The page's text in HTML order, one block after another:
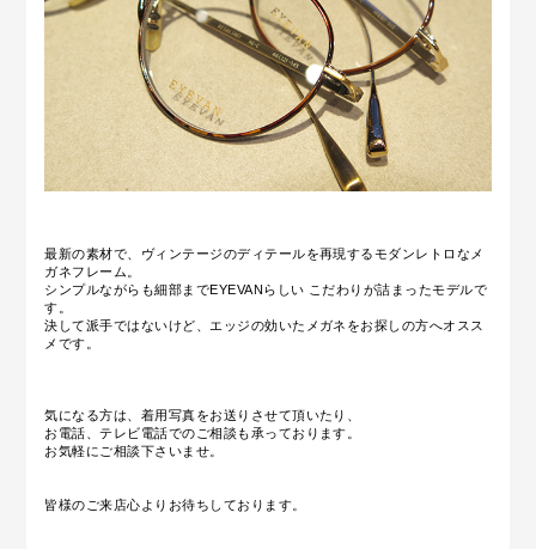
最新の素材で、ヴィンテージのディテールを再現するモダンレトロなメ
ガネフレーム。
シンプルながらも細部までEYEVANらしい こだわりが詰まったモデルで
す。
決して派手ではないけど、エッジの効いたメガネをお探しの方へオスス
メです。
気になる方は、着用写真をお送りさせて頂いたり、
お電話、テレビ電話でのご相談も承っております。
お気軽にご相談下さいませ。
皆様のご来店心よりお待ちしております。